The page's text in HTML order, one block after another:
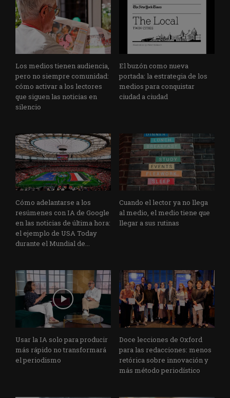
Los medios tienen audiencia,
pero no siempre comunidad:
cómo activar a los lectores
que siguen las noticias en
silencio
El buzón como nueva
portada: la estrategia de los
medios para conquistar
ciudad a ciudad
Cómo adelantarse a los
resúmenes con IA de Google
en las noticias de última hora:
el ejemplo de USA Today
durante el Mundial de...
Cuando el lector ya no llega
al medio, el medio tiene que
llegar a sus rutinas
Usar la IA solo para producir
más rápido no transformará
el periodismo
Doce lecciones de Oxford
para las redacciones: menos
retórica sobre innovación y
más método periodístico